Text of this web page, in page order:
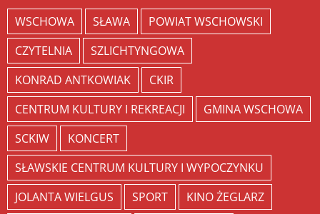
WSCHOWA SŁAWA
POWIAT WSCHOWSKI
CZYTELNIA
SZLICHTYNGOWA
KONRAD ANTKOWIAK
CKIR
CENTRUM KULTURY I REKREACJI
GMINA WSCHOWA
SCKIW
KONCERT
SŁAWSKIE CENTRUM KULTURY I WYPOCZYNKU
JOLANTA WIELGUS
SPORT
KINO ŻEGLARZ